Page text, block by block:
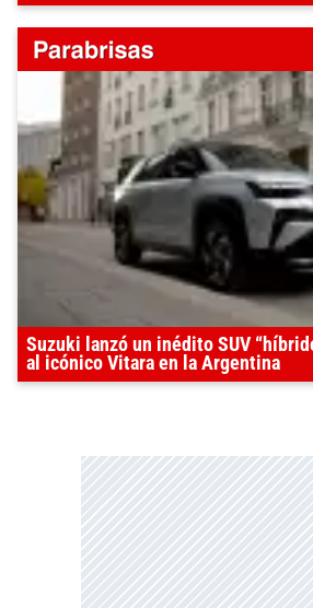
Suzuki lanzó un inédito SUV
al icónico Vitara en la Argentina